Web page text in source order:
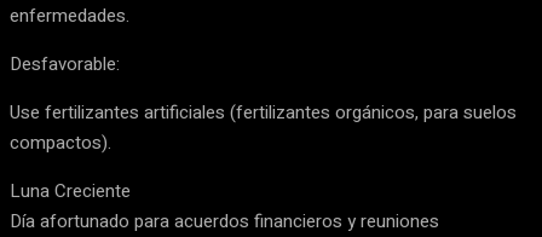
enfermedades.
Desfavorable:
Use fertilizantes artificiales (fertilizantes orgánicos, para suelos
compactos).
Luna Creciente
Día afortunado para acuerdos financieros y reuniones